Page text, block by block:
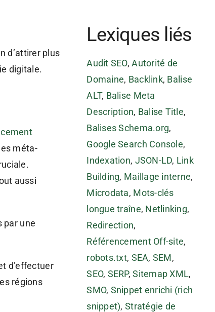
d’attirer plus
digitale.
méta-
aussi
par une
d’effectuer
régions
Lexiques liés
Audit SEO,Autorité de
Domaine, Backlink, Balise
ALT, Balise Meta
Description, Balise Title,
Balises Schema.org,
Google Search Console,
Indexation, JSON-LD, Link
Building, Maillage interne,
Microdata, Mots-clés
longue traîne, Netlinking,
Redirection,
Référencement Off-site,
robots.txt, SEA, SEM,
SEO, SERP,Sitemap XML,
SMO, Snippet enrichi (rich
snippet), Stratégie de